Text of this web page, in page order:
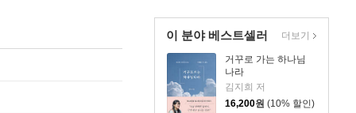
이 분야 베스트셀러
거꾸로 가는 하나님
나라
김지희 저
16,200원 (10% 할인)
더보기